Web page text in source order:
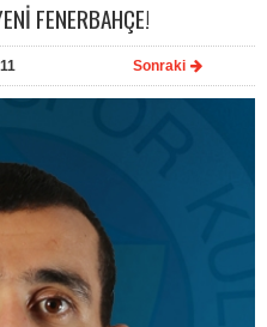
FENERBAHÇE!
Sonraki